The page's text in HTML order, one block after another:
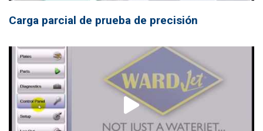
Carga parcial de prueba de precisión